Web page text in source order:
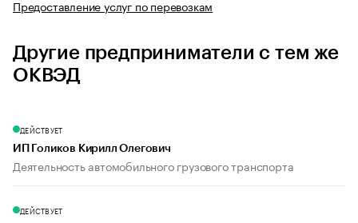
Предоставление услуг по перевозкам
Другие предприниматели с тем же
ОКВЭД
ДЕЙСТВУЕТ
ИП Голиков Кирилл Олегович
Деятельность автомобильного грузового транспорта
ДЕЙСТВУЕТ